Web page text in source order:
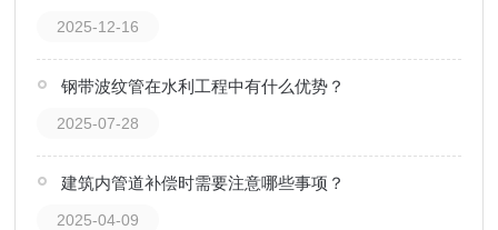
2025-12-16
钢带波纹管在水利工程中有什么优势？
2025-07-28
建筑内管道补偿时需要注意哪些事项？
2025-04-09